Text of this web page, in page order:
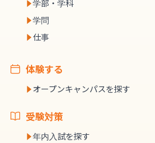
学部・学科
学問
仕事
体験する
オープンキャンパスを探す
受験対策
年内入試を探す